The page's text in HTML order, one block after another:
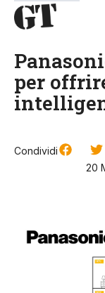
per
Condividi
20